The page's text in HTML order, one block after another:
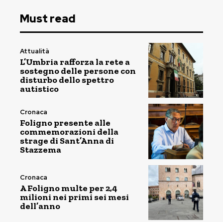
Must read
Attualità
L’Umbria rafforza la rete a
sostegno delle persone con
disturbo dello spettro
autistico
Cronaca
Foligno presente alle
commemorazioni della
strage di Sant’Anna di
Stazzema
Cronaca
A Foligno multe per 2,4
milioni nei primi sei mesi
dell’anno